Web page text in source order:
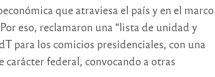
que atraviesa el país y en el marco
eso, reclamaron una “lista de unidad y
para los comicios presidenciales, con una
federal, convocando a otras